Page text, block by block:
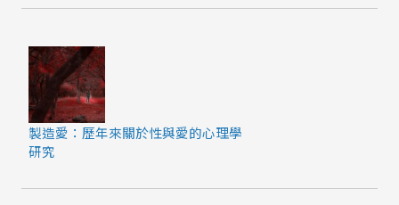
製造愛：歷年來關於性與愛的心理學
研究